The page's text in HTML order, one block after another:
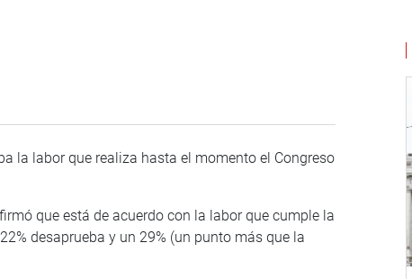
la labor que realiza hasta el momento el Congreso
que está de acuerdo con la labor que cumple la
desaprueba y un 29% (un punto más que la